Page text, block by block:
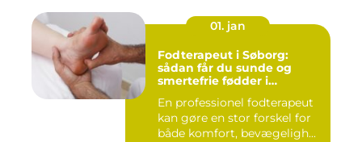
01. jan
Fodterapeut i Søborg:
sådan får du sunde og
smertefrie fødder i
En professionel fodterapeut
kan gøre en stor forskel for
både komfort, bevægeligh...